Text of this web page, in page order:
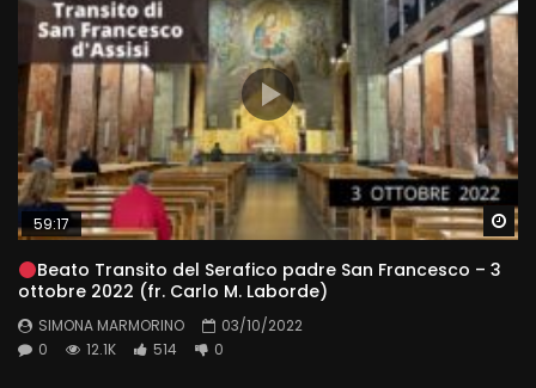
59:17
Beato Transito del Serafico padre San Francesco – 3
ottobre 2022 (fr. Carlo M. Laborde)
SIMONA MARMORINO
03/10/2022
0
12.1K 514 0